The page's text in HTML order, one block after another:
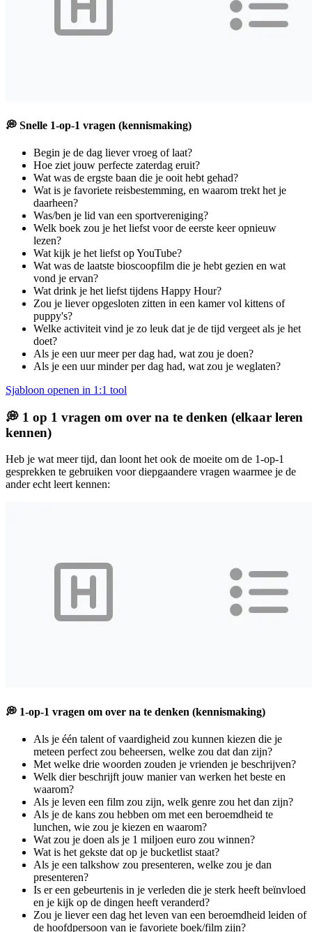
💭 Snelle 1-op-1 vragen (kennismaking)
Begin je de dag liever vroeg of laat?
Hoe ziet jouw perfecte zaterdag eruit?
Wat was de ergste baan die je ooit hebt gehad?
Wat is je favoriete reisbestemming, en waarom trekt het je
daarheen?
Was/ben je lid van een sportvereniging?
Welk boek zou je het liefst voor de eerste keer opnieuw
lezen?
Wat kijk je het liefst op YouTube?
Wat was de laatste bioscoopfilm die je hebt gezien en wat
vond je ervan?
Wat drink je het liefst tijdens Happy Hour?
Zou je liever opgesloten zitten in een kamer vol kittens of
puppy's?
Welke activiteit vind je zo leuk dat je de tijd vergeet als je het
doet?
Als je een uur meer per dag had, wat zou je doen?
Als je een uur minder per dag had, wat zou je weglaten?
Sjabloon openen in 1:1 tool
💭 1 op 1 vragen om over na te denken (elkaar leren
kennen)
Heb je wat meer tijd, dan loont het ook de moeite om de 1-op-1
gesprekken te gebruiken voor diepgaandere vragen waarmee je de
ander echt leert kennen:
💭 1-op-1 vragen om over na te denken (kennismaking)
Als je één talent of vaardigheid zou kunnen kiezen die je
meteen perfect zou beheersen, welke zou dat dan zijn?
Met welke drie woorden zouden je vrienden je beschrijven?
Welk dier beschrijft jouw manier van werken het beste en
waarom?
Als je leven een film zou zijn, welk genre zou het dan zijn?
Als je de kans zou hebben om met een beroemdheid te
lunchen, wie zou je kiezen en waarom?
Wat zou je doen als je 1 miljoen euro zou winnen?
Wat is het gekste dat op je bucketlist staat?
Als je een talkshow zou presenteren, welke zou je dan
presenteren?
Is er een gebeurtenis in je verleden die je sterk heeft beïnvloed
en je kijk op de dingen heeft veranderd?
Zou je liever een dag het leven van een beroemdheid leiden of
de hoofdpersoon van je favoriete boek/film zijn?